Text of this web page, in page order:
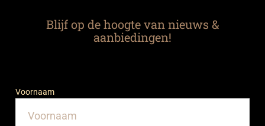
Blijf op de hoogte van nieuws &
aanbiedingen!
Voornaam